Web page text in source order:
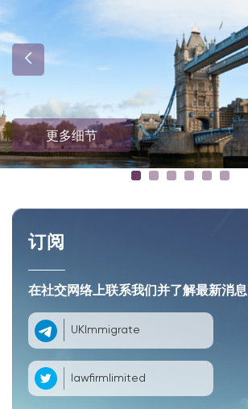
更多细节
订阅
在社交网络上联系我们并了解最新消息
UKImmigrate
lawfirmlimited